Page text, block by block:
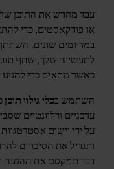
עבד מחדש את התוכן שלך
או פודקאסטים, כדי
במדיומים שונים.
לתעשייה שלך, שתף
כאשר מתאים כדי
השתמש בכלי גילוי תוכן
עדכניים ורלוונטיים
על ידי יישום
ותגדיל את הסיכויים
דבר תמקסם את ההגעה